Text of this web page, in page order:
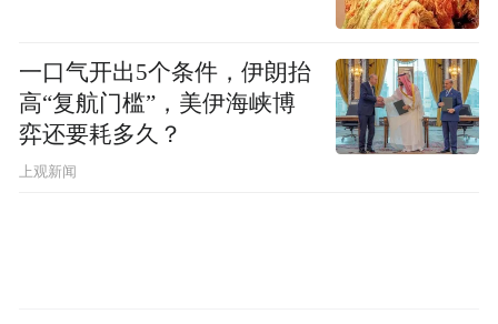
一口气开出5个条件，伊朗抬
高“复航门槛”，美伊海峡博
弈还要耗多久？
上观新闻